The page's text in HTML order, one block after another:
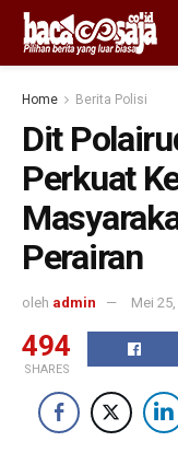
Home Berita Polisi
Dit
Perkuat
Perairan
oleh admin Mei
494
SHARES